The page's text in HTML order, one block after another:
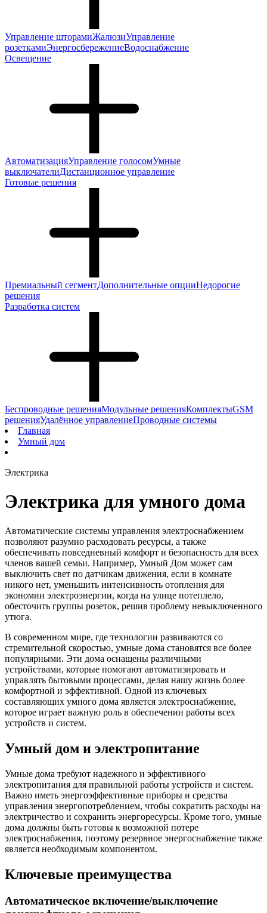
Управление шторамиЖалюзиУправление
розеткамиЭнергосбережениеВодоснабжение
Освещение
АвтоматизацияУправление голосомУмные
выключателиДистанционное управление
Готовые решения
Премиальный сегментДополнительные опцииНедорогие
решения
Разработка систем
Беспроводные решенияМодульные решенияКомплектыGSM
решенияУдалённое управлениеПроводные системы
Главная
Умный дом
Электрика
Электрика для умного дома
Автоматические системы управления электроснабжением
позволяют разумно расходовать ресурсы, а также
обеспечивать повседневный комфорт и безопасность для всех
членов вашей семьи. Например, Умный Дом может сам
выключить свет по датчикам движения, если в комнате
никого нет, уменьшить интенсивность отопления для
экономии электроэнергии, когда на улице потеплело,
обесточить группы розеток, решив проблему невыключенного
утюга.
В современном мире, где технологии развиваются со
стремительной скоростью, умные дома становятся все более
популярными. Эти дома оснащены различными
устройствами, которые помогают автоматизировать и
управлять бытовыми процессами, делая нашу жизнь более
комфортной и эффективной. Одной из ключевых
составляющих умного дома является электроснабжение,
которое играет важную роль в обеспечении работы всех
устройств и систем.
Умный дом и электропитание
Умные дома требуют надежного и эффективного
электропитания для правильной работы устройств и систем.
Важно иметь энергоэффективные приборы и средства
управления энергопотреблением, чтобы сократить расходы на
электричество и сохранить энергоресурсы. Кроме того, умные
дома должны быть готовы к возможной потере
электроснабжения, поэтому резервное энергоснабжение также
является необходимым компонентом.
Ключевые преимущества
Автоматическое включение/выключение